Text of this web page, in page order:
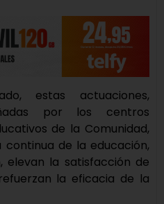
estas actuaciones,
por los centros
de la Comunidad,
de la educación,
elevan la satisfacción de
la eficacia de la